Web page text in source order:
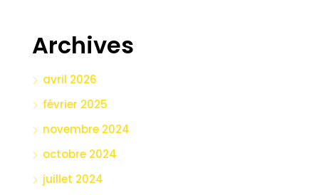
Archives
avril 2026
février 2025
novembre 2024
octobre 2024
juillet 2024